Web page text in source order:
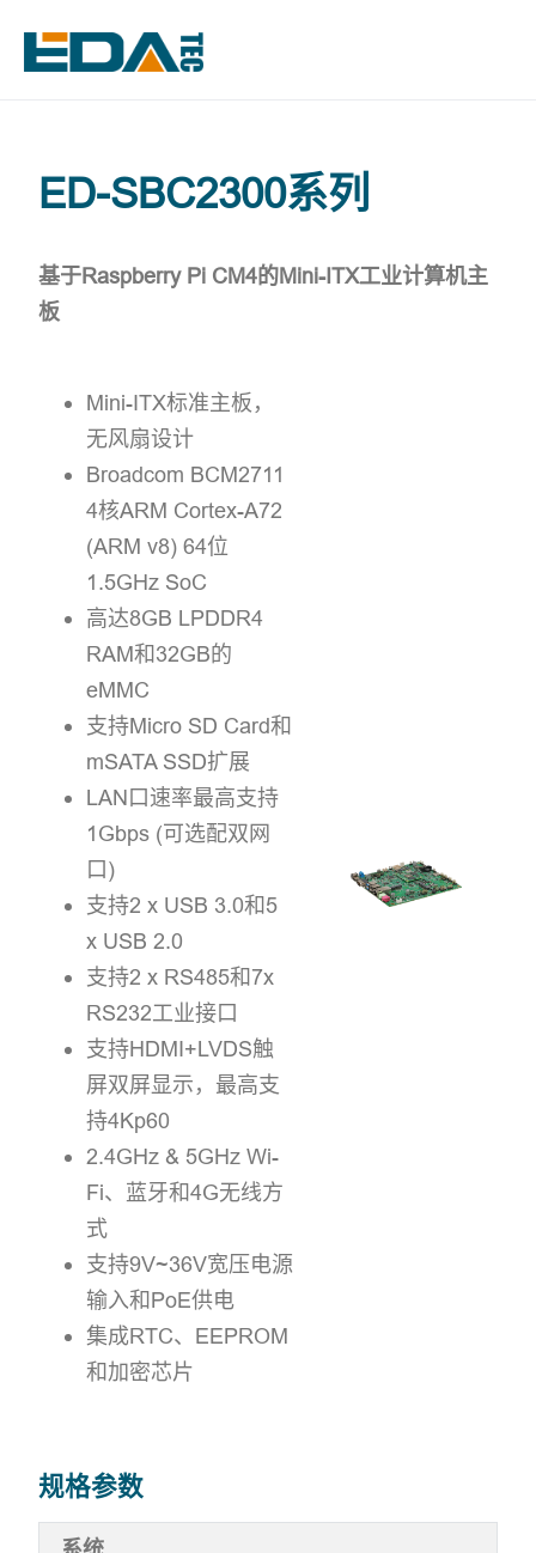
ED-SBC2300系列
基于Raspberry Pi CM4的Mini-ITX工业计算机主
板
Mini-ITX标准主板，
无风扇设计
Broadcom BCM2711
4核ARM Cortex-A72
(ARM v8) 64位
1.5GHz SoC
高达8GB LPDDR4
RAM和32GB的
eMMC
支持Micro SD Card和
mSATA SSD扩展
LAN口速率最高支持
1Gbps (可选配双网
口)
支持2 x USB 3.0和5
x USB 2.0
支持2 x RS485和7x
RS232工业接口
支持HDMI+LVDS触
屏双屏显示，最高支
持4Kp60
2.4GHz & 5GHz Wi-
Fi、蓝牙和4G无线方
式
支持9V~36V宽压电源
输入和PoE供电
集成RTC、EEPROM
和加密芯片
规格参数